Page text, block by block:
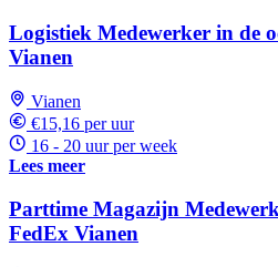
Logistiek Medewerker in de
Vianen
Vianen
€15,16 per uur
16 - 20 uur per week
Lees meer
Parttime Magazijn
FedEx Vianen